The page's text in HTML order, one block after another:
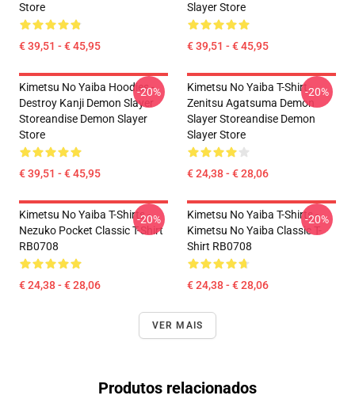
Store
€ 39,51 - € 45,95
Slayer Store
€ 39,51 - € 45,95
Kimetsu No Yaiba Hoodies -
Destroy Kanji Demon Slayer
Storeandise Demon Slayer
Store
€ 39,51 - € 45,95
-20%
Kimetsu No Yaiba T-Shirt -
Zenitsu Agatsuma Demon
Slayer Storeandise Demon
Slayer Store
€ 24,38 - € 28,06
-20%
Kimetsu No Yaiba T-Shirts -
Nezuko Pocket Classic T-Shirt
RB0708
€ 24,38 - € 28,06
-20%
Kimetsu No Yaiba T-Shirts -
Kimetsu No Yaiba Classic T-
Shirt RB0708
€ 24,38 - € 28,06
-20%
VER MAIS
Produtos relacionados